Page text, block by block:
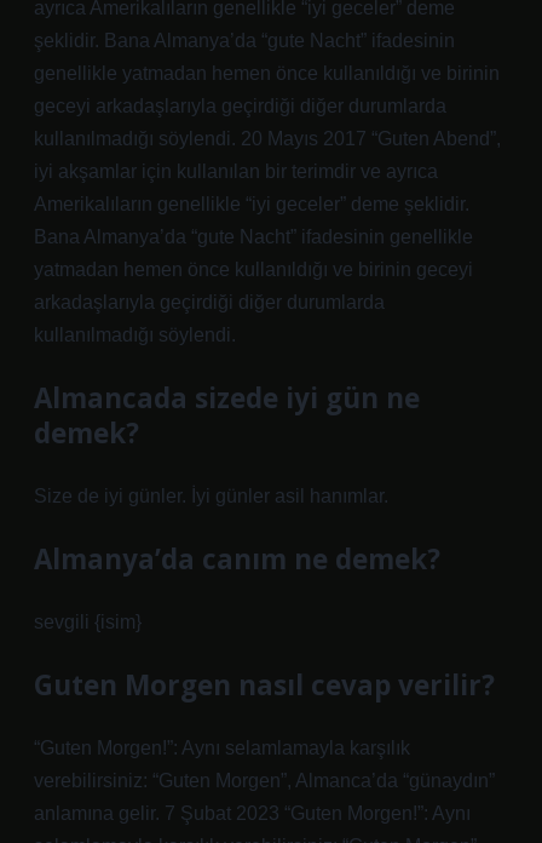
ayrıca Amerikalıların genellikle “iyi geceler” deme
şeklidir. Bana Almanya’da “gute Nacht” ifadesinin
genellikle yatmadan hemen önce kullanıldığı ve birinin
geceyi arkadaşlarıyla geçirdiği diğer durumlarda
kullanılmadığı söylendi. 20 Mayıs 2017 “Guten Abend”,
iyi akşamlar için kullanılan bir terimdir ve ayrıca
Amerikalıların genellikle “iyi geceler” deme şeklidir.
Bana Almanya’da “gute Nacht” ifadesinin genellikle
yatmadan hemen önce kullanıldığı ve birinin geceyi
arkadaşlarıyla geçirdiği diğer durumlarda
kullanılmadığı söylendi.
Almancada sizede iyi gün ne
demek?
Size de iyi günler. İyi günler asil hanımlar.
Almanya’da canım ne demek?
sevgili {isim}
Guten Morgen nasıl cevap verilir?
“Guten Morgen!”: Aynı selamlamayla karşılık
verebilirsiniz: “Guten Morgen”, Almanca’da “günaydın”
anlamına gelir. 7 Şubat 2023 “Guten Morgen!”: Aynı